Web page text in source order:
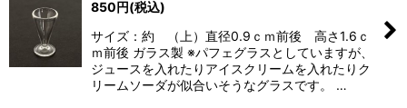
850円(税込)
サイズ：約 （上）直径0.9ｃｍ前後 高さ1.6ｃ
ｍ前後 ガラス製 ※パフェグラスとしていますが、
ジュースを入れたりアイスクリームを入れたりク
リームソーダが似合いそうなグラスです。 …